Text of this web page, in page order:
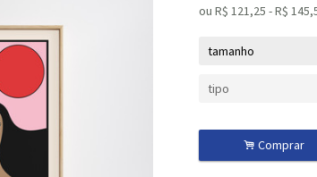
ou R$ 121,25 -R$
. Comprar